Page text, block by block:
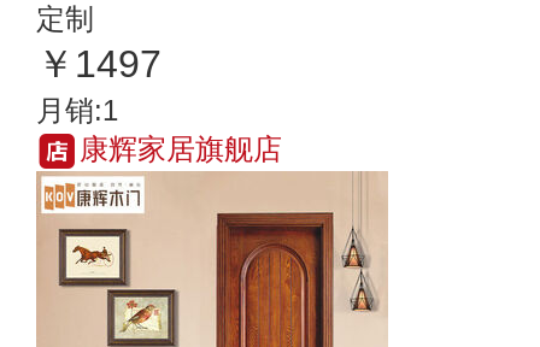
定制
￥1497
月销:1
康辉家居旗舰店